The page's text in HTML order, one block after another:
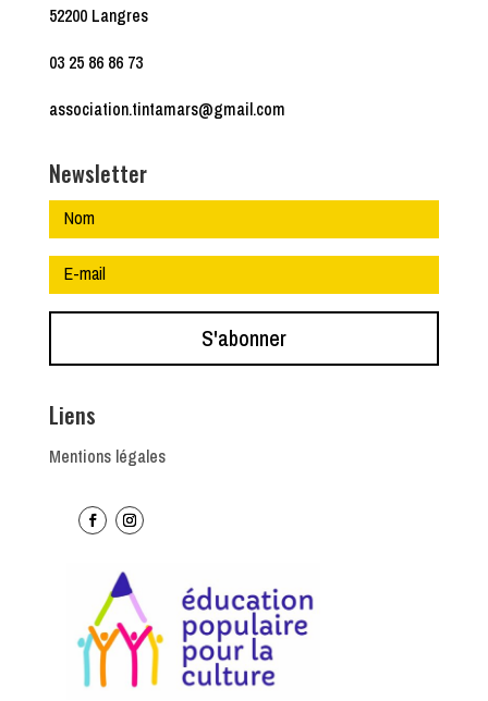
52200 Langres
03 25 86 86 73
association.tintamars@gmail.com
Newsletter
S'abonner
Liens
Mentions légales